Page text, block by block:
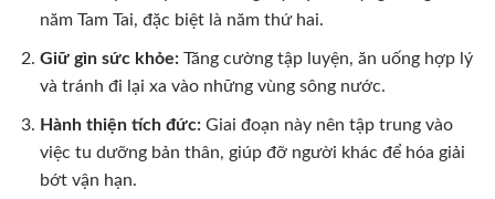
năm Tam Tai, đặc biệt là năm thứ hai.
Giữ gìn sức khỏe:Tăng cường tập luyện, ăn uống hợp lý
và tránh đi lại xa vào những vùng sông nước.
Hành thiện tích đức:Giai đoạn này nên tập trung vào
việc tu dưỡng bản thân, giúp đỡ người khác để hóa giải
bớt vận hạn.